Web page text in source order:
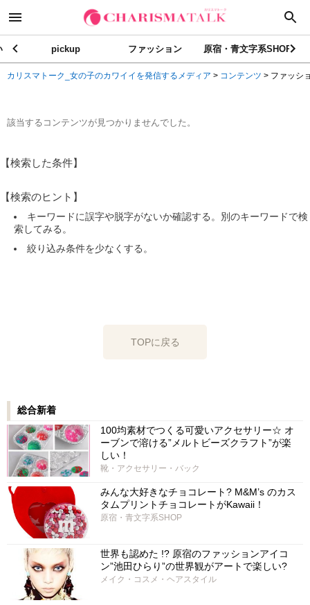
pickup ファッション 原宿・青文字系SHOP
カリスマトーク_女の子のカワイイを発信するメディア > コンテンツ > ファッシ
該当するコンテンツが見つかりませんでした。
【検索した条件】
【検索のヒント】
キーワードに誤字や脱字がないか確認する。別のキーワードで検
索してみる。
絞り込み条件を少なくする。
TOPに戻る
総合新着
100均素材でつくる可愛いアクセサリー☆ オ
ーブンで溶ける”メルトビーズクラフト”が楽
しい！
靴・アクセサリー・バック
みんな大好きなチョコレート? M&M’s のカス
タムプリントチョコレートがKawaii！
原宿・青文字系SHOP
世界も認めた !? 原宿のファッションアイコ
ン”池田ひらり”の世界観がアートで楽しい?
メイク・コスメ・ヘアスタイル